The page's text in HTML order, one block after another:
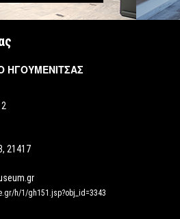
ΗΓΟΥΜΕΝΙΤΣΑΣ
21417
h/1/gh151.jsp?obj_id=3343